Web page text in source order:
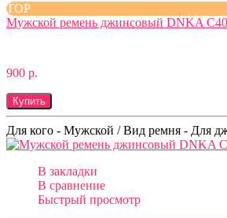
TOP
Мужской ремень джинсовый DNKA
900 р.
Купить
Для кого - Мужской / Вид ремня - Для
В закладки
В сравнение
Быстрый просмотр